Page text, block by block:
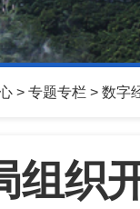
> 专题专栏 > 数字
组织